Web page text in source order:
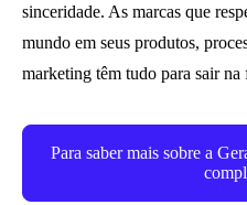
sinceridade. As marcas que
mundo em seus produtos,
marketing têm tudo para sair na
Para saber mais sobre a